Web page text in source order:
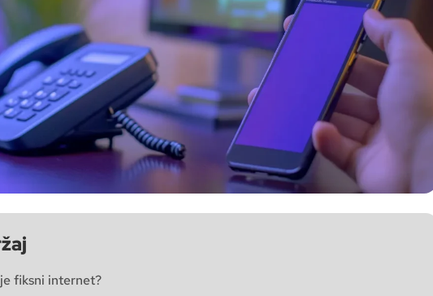
fiksni internet?